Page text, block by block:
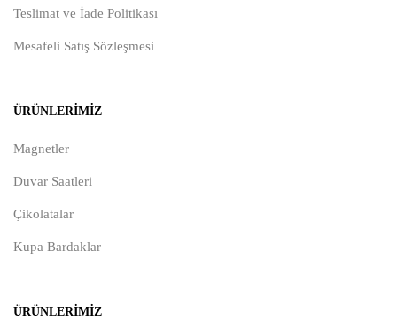
Teslimat ve İade Politikası
Mesafeli Satış Sözleşmesi
ÜRÜNLERIMIZ
Magnetler
Duvar Saatleri
Çikolatalar
Kupa Bardaklar
ÜRÜNLERIMIZ